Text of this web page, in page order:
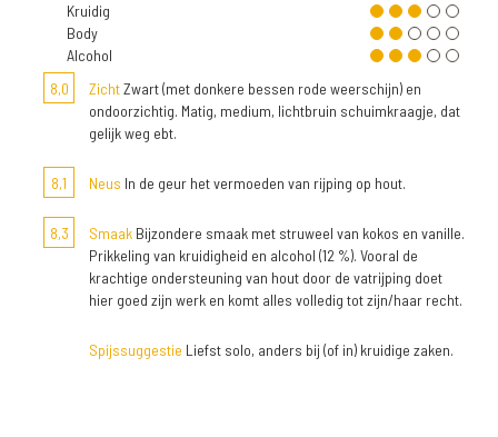
Kruidig
Body
Alcohol
8,0
ZichtZwart (met donkere bessen rode weerschijn) en
ondoorzichtig. Matig, medium, lichtbruin schuimkraagje, dat
gelijk weg ebt.
8,1 Neus In de geur het vermoeden van rijping op hout.
8,3 Smaak Bijzondere smaak met struweel van kokos en vanille.
Prikkeling van kruidigheid en alcohol (12 %). Vooral de
krachtige ondersteuning van hout door de vatrijping doet
hier goed zijn werk en komt alles volledig tot zijn/haar recht.
Spijssuggestie Liefst solo, anders bij (of in) kruidige zaken.